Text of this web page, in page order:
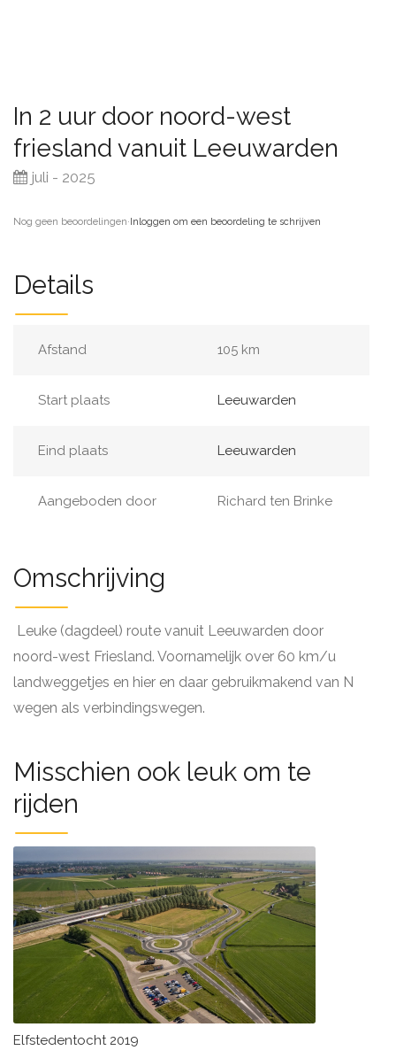
In 2 uur door noord-west
friesland vanuit Leeuwarden
juli - 2025
Nog geen beoordelingen·Inloggen om een beoordeling te schrijven
Details
Afstand 105 km
Start plaats Leeuwarden
Eind plaats Leeuwarden
Aangeboden door Richard ten Brinke
Omschrijving
Leuke (dagdeel) route vanuit Leeuwarden door
noord-west Friesland. Voornamelijk over 60 km/u
landweggetjes en hier en daar gebruikmakend van N
wegen als verbindingswegen.
Misschien ook leuk om te
rijden
Elfstedentocht 2019